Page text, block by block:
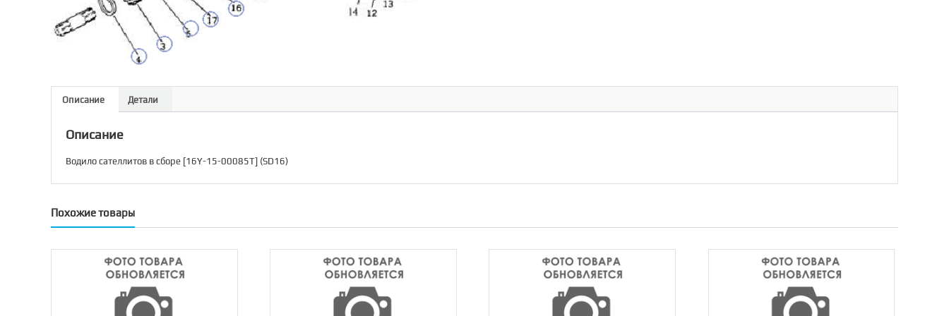
Описание Детали
Описание
Водило сателлитов в сборе [16Y-15-00085T] (SD16)
Похожие товары